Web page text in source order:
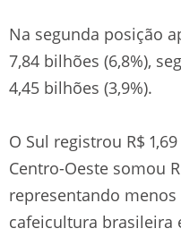
Na segunda posição
7,84 bilhões (6,8%),
4,45 bilhões (3,9%).
O Sul registrou R$
Centro-Oeste somou
representando menos
cafeicultura brasileira